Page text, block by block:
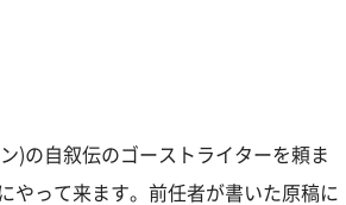
)の自叙伝のゴーストライターを頼ま
やって来ます。前任者が書いた原稿に